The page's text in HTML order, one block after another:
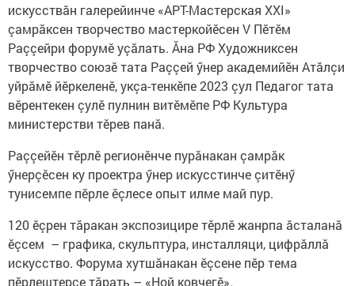
искусствăн галерейинче «АРТ-Мастерская XXI»
çамрăксен творчество мастеркойӗсен V Пӗтӗм
Раççейри форумӗ уçăлать. Ăна РФ Художниксен
творчество союзӗ тата Раççей ӳнер академийӗн Атăлçи
уйрăмӗ йӗркеленӗ, укçа-тенкӗпе 2023 çул Педагог тата
вӗрентекен çулӗ пулнин витӗмӗпе РФ Культура
министерстви тӗрев панă.
Раççейӗн тӗрлӗ регионӗнче пурăнакан çамрăк
ӳнерçӗсен ку проектра ӳнер искусстинче çитӗнӳ
тунисемпе пӗрле ӗçлесе опыт илме май пур.
120 ӗçрен тăракан экспозицире тӗрлӗ жанрпа ăсталанă
ӗçсем – графика, скульптура, инсталляци, цифрăллă
искусство. Форума хутшăнакан ӗçсене пӗр тема
пӗрлештерсе тăрать – «Ной ковчегӗ».